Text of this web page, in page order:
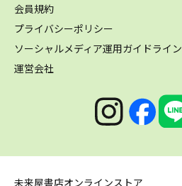
会員規約
プライバシーポリシー
ソーシャルメディア運用ガイドライン
運営会社
未来屋書店オンラインストア